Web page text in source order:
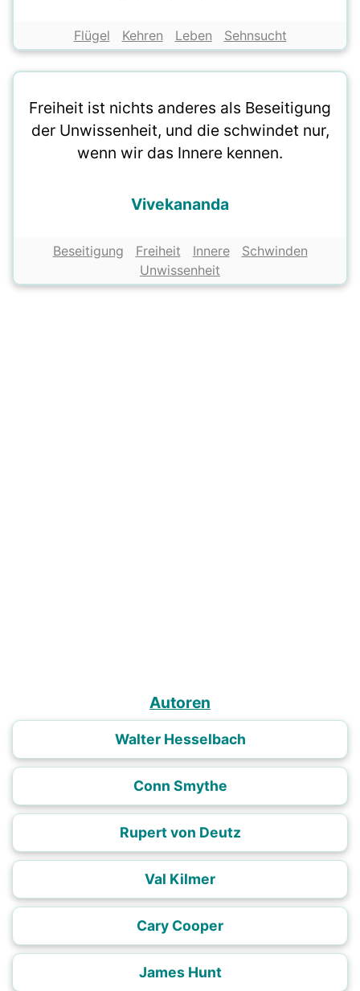
Flügel Kehren Leben Sehnsucht
Freiheit ist nichts anderes als Beseitigung
der Unwissenheit, und die schwindet nur,
wenn wir das Innere kennen.
Vivekananda
Beseitigung Freiheit Innere
Schwinden
Unwissenheit
Autoren
Walter Hesselbach
Conn Smythe
Rupert von Deutz
Val Kilmer
Cary Cooper
James Hunt